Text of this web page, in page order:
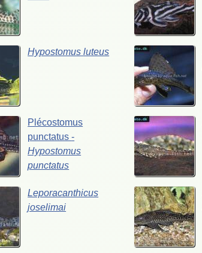
Hypostomusluteus
Plécostomus
punctatus-
Hypostomus
punctatus
Leporacanthicus
joselimai